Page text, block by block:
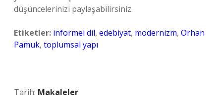
düşüncelerinizi paylaşabilirsiniz.
Etiketler: informel dil, edebiyat, modernizm, Orhan
Pamuk, toplumsal yapı
Tarih: Makaleler